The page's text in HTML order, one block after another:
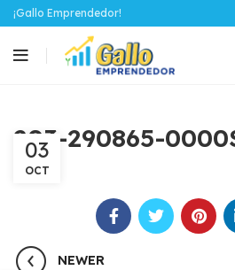
¡Gallo Emprendedor!
203-290865-
03
OCT
NEWER